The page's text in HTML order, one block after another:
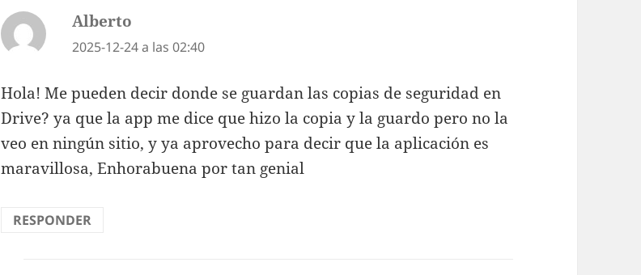
Alberto
2025-12-24 a las 02:40
Hola! Me pueden decir donde se guardan las copias de seguridad en
Drive? ya que la app me dice que hizo la copia y la guardo pero no la
veo en ningún sitio, y ya aprovecho para decir que la aplicación es
maravillosa, Enhorabuena por tan genial
RESPONDER